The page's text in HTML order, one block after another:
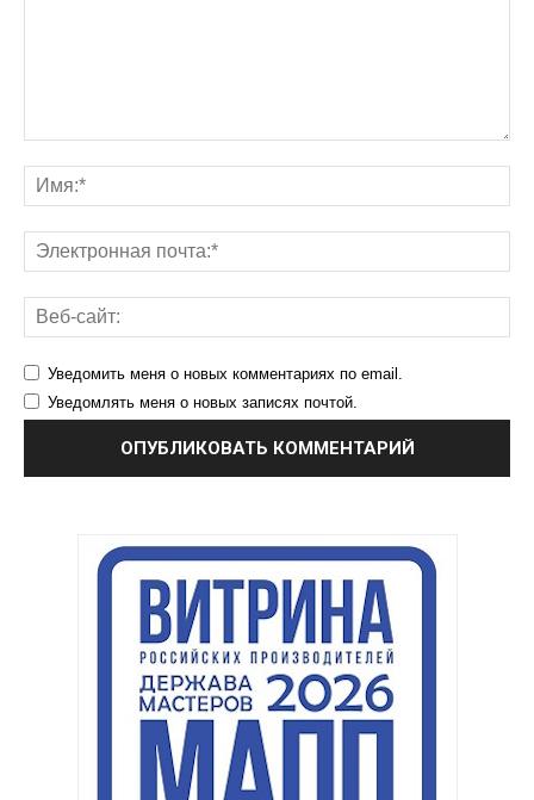
Уведомить меня о новых комментариях по email.
Уведомлять меня о новых записях почтой.